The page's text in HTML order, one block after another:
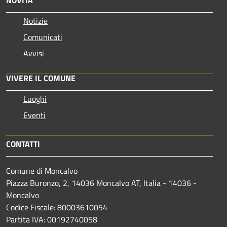
Notizie
Comunicati
Avvisi
VIVERE IL COMUNE
Luoghi
Eventi
CONTATTI
Comune di Moncalvo
Piazza Buronzo, 2, 14036 Moncalvo AT, Italia - 14036 -
Moncalvo
Codice Fiscale: 80003610054
Partita IVA: 00192740058